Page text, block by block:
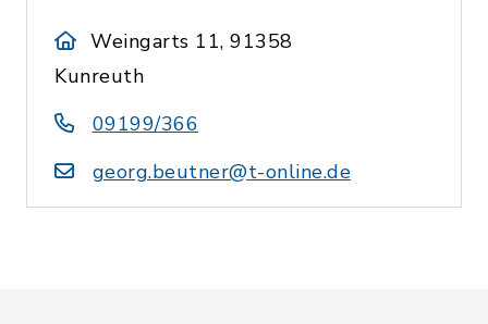
Weingarts 11, 91358
Kunreuth
09199/366
georg.beutner@t-online.de